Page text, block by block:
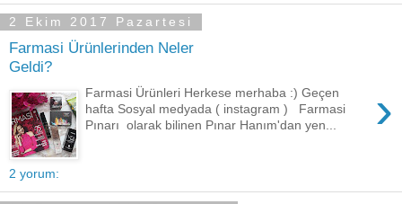
2 Ekim 2017 Pazartesi
Farmasi Ürünlerinden Neler
Geldi?
›
Farmasi Ürünleri Herkese merhaba :) Geçen
hafta Sosyal medyada ( instagram ) Farmasi
Pınarı olarak bilinen Pınar Hanım'dan yen...
2 yorum: